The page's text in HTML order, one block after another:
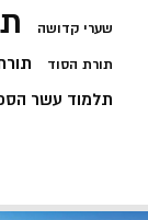
שערי קדושה
תורת הסוד
תלמוד עשר